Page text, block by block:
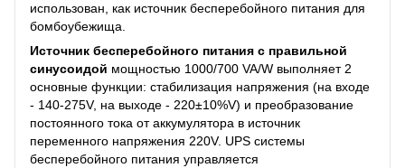
использован, как источник бесперебойного питания для
бомбоубежища.
Источник бесперебойного питания с правильной
синусоидой мощностью 1000/700 VA/W выполняет 2
основные функции: стабилизация напряжения (на входе
- 140-275V, на выходе - 220±10%V) и преобразование
постоянного тока от аккумулятора в источник
переменного напряжения 220V. UPS системы
бесперебойного питания управляется